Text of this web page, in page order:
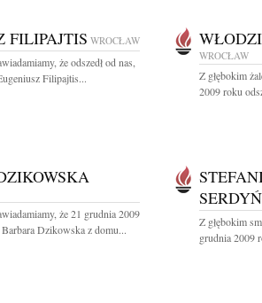
FILIPAJTIS WROCŁAW
że odszedł od nas,
Filipajtis...
WROCŁAW
Z głębokim
2009 roku
że 21 grudnia 2009
Barbara Dzikowska z domu...
Z głębokim
grudnia 2009